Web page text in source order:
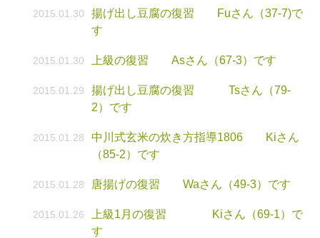
2015.01.30
揚げ出し豆腐の復習 Fuさん（37-7)で
す
2015.01.30 上級の復習 Asさん（67-3）です
2015.01.29
揚げ出し豆腐の復習 Tsさん（79-
2）です
2015.01.28
中川式玄米の炊き方指導1806 Kiさん
（85-2）です
2015.01.28 唐揚げの復習 Waさん（49-3）です
2015.01.26
上級1月の復習 Kiさん（69-1）で
す